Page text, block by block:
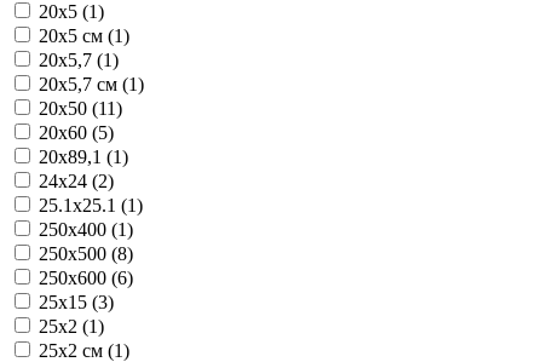
20x5 (1)
20x5 см (1)
20x5,7 (1)
20x5,7 см (1)
20x50 (11)
20x60 (5)
20x89,1 (1)
24x24 (2)
25.1x25.1 (1)
250x400 (1)
250x500 (8)
250x600 (6)
25x15 (3)
25x2 (1)
25x2 см (1)